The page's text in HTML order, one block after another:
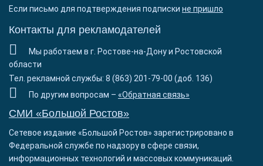
Если письмо для подтверждения подписки не пришло
Контакты для рекламодателей
Мы работаем в г. Ростове-на-Дону и Ростовской
области
Тел. рекламной службы: 8 (863) 201-79-00 (доб. 136)
По другим вопросам – «Обратная связь»
СМИ «Большой Ростов»
Сетевое издание «Большой Ростов» зарегистрировано в
Федеральной службе по надзору в сфере связи,
информационных технологий и массовых коммуникаций.